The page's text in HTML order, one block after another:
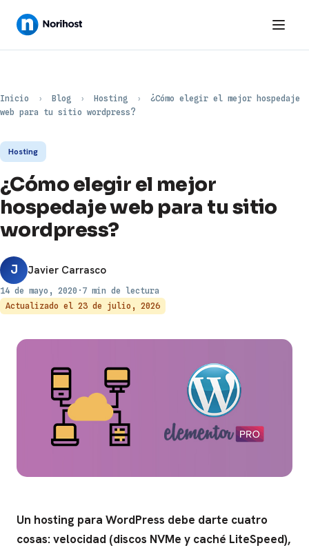
Inicio › Blog › Hosting ›
¿Cómo elegir el mejor hospedaje
web para tu sitio wordpress?
Hosting
¿Cómo elegir el mejor
hospedaje web para tu sitio
wordpress?
J Javier Carrasco
14 de mayo, 2020 · 7 min de lectura
Actualizado el 23 de julio, 2026
Un hosting para WordPress debe darte cuatro
cosas: velocidad (discos NVMe y caché LiteSpeed),